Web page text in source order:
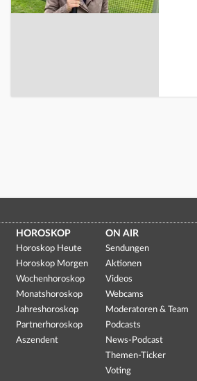
HOROSKOP
Horoskop Heute
Horoskop Morgen
Wochenhoroskop
Monatshoroskop
Jahreshoroskop
Partnerhoroskop
Aszendent
ON AIR
Sendungen
Aktionen
Videos
Webcams
Moderatoren & Team
Podcasts
News-Podcast
Themen-Ticker
Voting